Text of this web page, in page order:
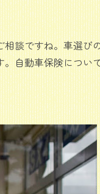
談ですね。車選び
自動車保険につい